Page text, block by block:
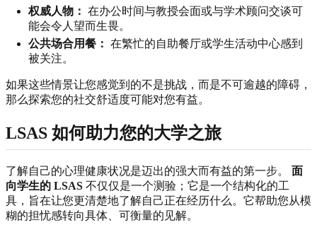
权威人物： 在办公时间与教授会面或与学术顾问交谈可
能会令人望而生畏。
公共场合用餐： 在繁忙的自助餐厅或学生活动中心感到
被关注。
如果这些情景让您感觉到的不是挑战，而是不可逾越的障碍，
那么探索您的社交舒适度可能对您有益。
LSAS 如何助力您的大学之旅
了解自己的心理健康状况是迈出的强大而有益的第一步。 面
向学生的 LSAS 不仅仅是一个测验；它是一个结构化的工
具，旨在让您更清楚地了解自己正在经历什么。它帮助您从模
糊的担忧感转向具体、可衡量的见解。